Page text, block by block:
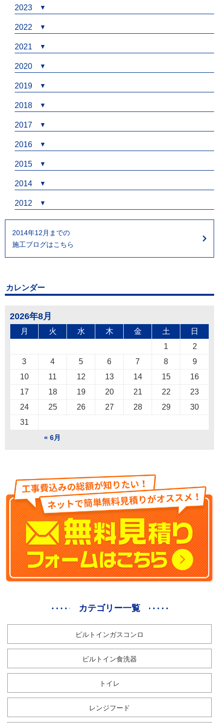
2023
2022
2021
2020
2019
2018
2017
2016
2015
2014
2012
2014年12月までの
施工ブログはこちら
カレンダー
2026年8月
月 火 水 木 金 土 日
« 6月
1
2
3
4 5 6 7 8
9
10
11 12 13 14 15
16
17
18 19 20 21 22
23
24
25 26 27 28 29
30
31
カテゴリー一覧
ビルトインガスコンロ
ビルトイン食洗器
トイレ
レンジフード